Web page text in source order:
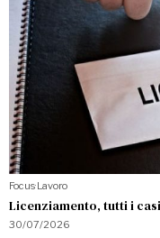
Focus·Lavoro
Licenziamento, tutti i
30/07/2026